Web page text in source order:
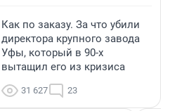
Как по заказу. За что убили
директора крупного завода
Уфы, который в 90-х
вытащил его из кризиса
31 627 23